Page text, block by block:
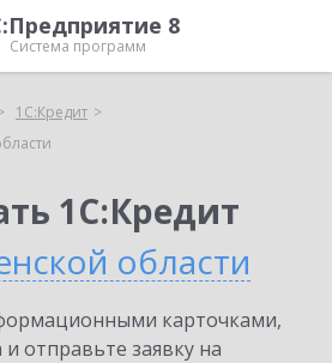
8
Система программ
1С:Кредит
1С:Кредит
области
карточками,
отправьте заявку на